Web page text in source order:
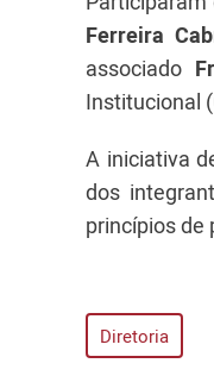
Ferreira
associado
Institucional
A iniciativa
dos
princípios de
Diretoria